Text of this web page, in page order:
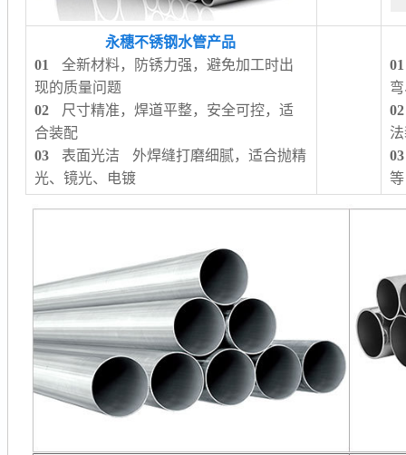
永穗不锈钢水管产品
01
全新材料，防锈力强，避免加工时出
现的质量问题
02 尺寸精准，焊道平整，安全可控，适
合装配
03 表面光洁 外焊缝打磨细腻，适合抛精
光、镜光、电镀
01
02
03